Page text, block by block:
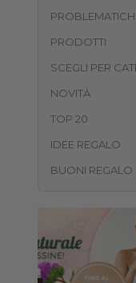
PRODOTTI
SCEGLI PER
NOVITÀ
TOP 20
IDEE REGALO
BUONI REGALO